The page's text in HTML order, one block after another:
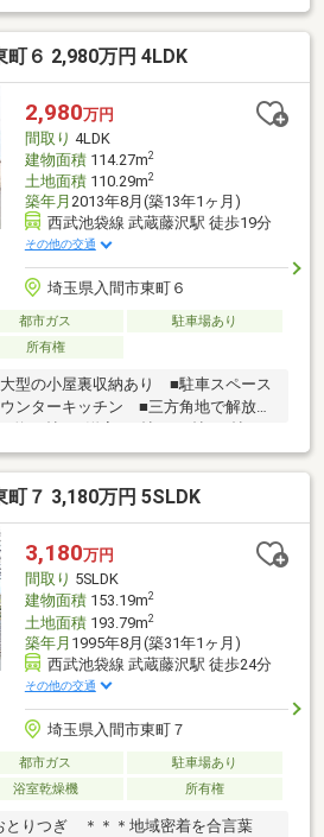
工事◎システムキッチン、ユニットバ
換◎クロス張替え、畳表替え、障子・
ターホン設置、火災警報器・照明器
ります。お気軽に【TEL：0120-284-
■詳しい資料のご請求・物件見学のご依
請求】・【見学予約する】ボタンより
町６ 2,980万円 4LDK
2,980万円
間取り 4LDK
建物面積114.27m2
土地面積110.29m2
築年月 2013年8月(築13年1ヶ月)
西武池袋線 武蔵藤沢駅 徒歩19分
その他の交通
埼玉県入間市東町６
都市ガス
駐車場あり
所有権
型の小屋裏収納あり ■駐車スペース
ンターキッチン ■三方角地で解放感
々としたバルコニー【Life
ムス入間あずま町店：約270m ■ド
町店：約290m ■ロヂャースマート 入
ルプス 入間下藤沢店：約370m
町７ 3,180万円 5SLDK
3,180万円
間取り 5SLDK
建物面積153.19m2
土地面積193.79m2
築年月 1995年8月(築31年1ヶ月)
西武池袋線 武蔵藤沢駅 徒歩24分
その他の交通
埼玉県入間市東町７
都市ガス
駐車場あり
浴室乾燥機 所有権
とりつぎ ＊＊＊地域密着を合言葉